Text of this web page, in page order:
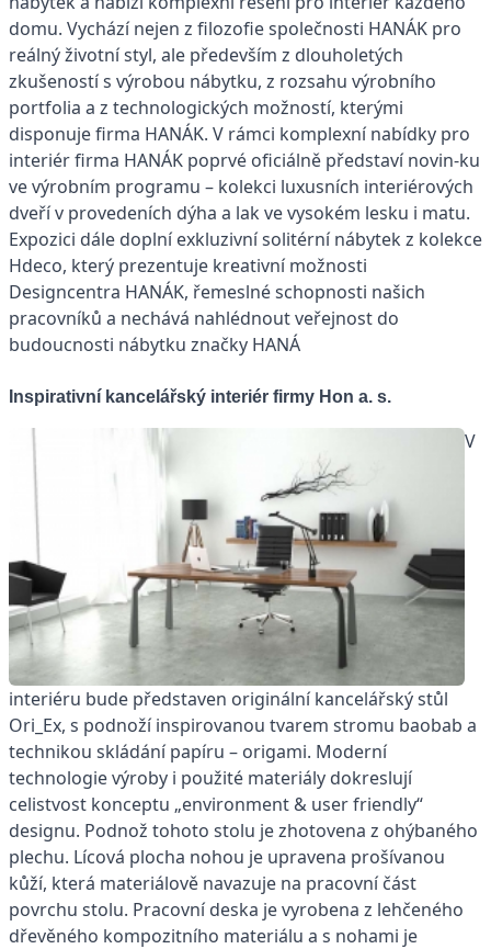
domu. Vychází nejen z filozofie společnosti HANÁK pro
reálný životní styl, ale především z dlouholetých
zkušeností s výrobou nábytku, z rozsahu výrobního
portfolia a z technologických možností, kterými
disponuje firma HANÁK. V rámci komplexní nabídky pro
interiér firma HANÁK poprvé oficiálně představí novin-ku
ve výrobním programu – kolekci luxusních interiérových
dveří v provedeních dýha a lak ve vysokém lesku i matu.
Expozici dále doplní exkluzivní solitérní nábytek z kolekce
Hdeco, který prezentuje kreativní možnosti
Designcentra HANÁK, řemeslné schopnosti našich
pracovníků a nechává nahlédnout veřejnost do
budoucnosti nábytku značky HANÁ
Inspirativní kancelářský interiér firmy Hon a. s.
V
interiéru bude představen originální kancelářský stůl
Ori_Ex, s podnoží inspirovanou tvarem stromu baobab a
technikou skládání papíru – origami. Moderní
technologie výroby i použité materiály dokreslují
celistvost konceptu „environment & user friendly“
designu. Podnož tohoto stolu je zhotovena z ohýbaného
plechu. Lícová plocha nohou je upravena prošívanou
kůží, která materiálově navazuje na pracovní část
povrchu stolu. Pracovní deska je vyrobena z lehčeného
dřevěného kompozitního materiálu a s nohami je